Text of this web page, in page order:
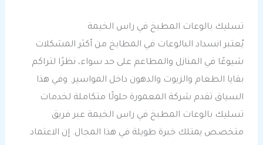
تسليك بالوعات المطبخ في راس الخيمة
يُعتبر انسداد البالوعات في المطابخ من أكثر المشكلات
شيوعًا في المنازل والمطاعم على حد سواء، نظرًا لتراكم
بقايا الطعام والزيوت والدهون داخل المواسير. وفي هذا
السياق تقدم شركة المعمورة حلولًا متكاملة لخدمات
تسليك بالوعات المطبخ في راس الخيمة عبر فريق
متخصص يمتلك خبرة طويلة في هذا المجال. إن الاعتماد